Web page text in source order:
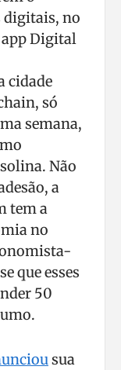
digitais, no
app Digital
cidade
só
semana,
Não
a
tem a
no
que esses
50
sua